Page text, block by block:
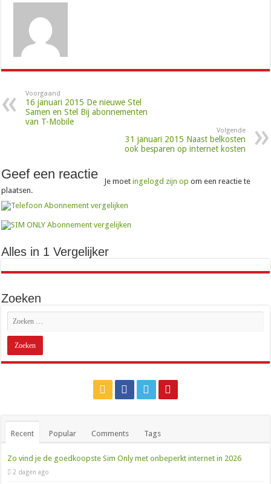
Voorgaand
16 januari 2015 De nieuwe Stel
Samen en Stel Bij abonnementen
van T-Mobile
Volgende
31 januari 2015 Naast belkosten
ook besparen op internet kosten
Geef een reactie Je moetingelogd zijn op om een reactie te
plaatsen.
Alles in 1 Vergelijker
Zoeken
Recent Popular Comments Tags
Zo vind je de goedkoopste Sim Only met onbeperkt internet in 2026
2 dagen ago